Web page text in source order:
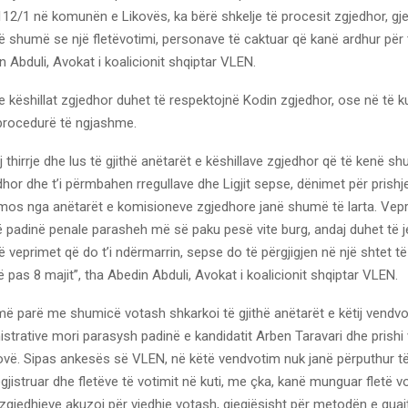
1 në komunën e Likovës, ka bërë shkelje të procesit zgjedhor,
shumë se një fletëvotimi, personave të caktuar që kanë ardhur për
Abduli, Avokat i koalicionit shqiptar VLEN.
këshillat zgjedhor duhet të respektojnë Kodin zgjedhor, ose në të
të ngjashme.
thirrje dhe lus të gjithë anëtarët e këshillave zgjedhor që të kenë
dhe t’i përmbahen rregullave dhe Ligjit sepse, dënimet për
nga anëtarët e komisioneve zgjedhore janë shumë të larta.
padinë penale parasheh më së paku pesë vite burg, andaj duhet të
veprimet që do t’i ndërmarrin, sepse do të përgjigjen në një shtet
8 majit”, tha Abedin Abduli, Avokat i koalicionit shqiptar VLEN.
parë me shumicë votash shkarkoi të gjithë anëtarët e këtij
mori parasysh padinë e kandidatit Arben Taravari dhe
Sipas ankesës së VLEN, në këtë vendvotim nuk janë përputhur
dhe fletëve të votimit në kuti, me çka, kanë munguar fletë
akuzoi për vjedhje votash, gjegjësisht për metodën e